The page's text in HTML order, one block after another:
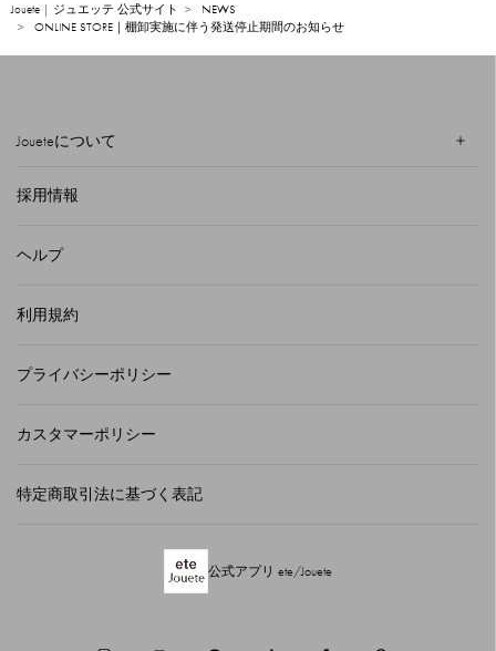
Jouete | ジュエッテ 公式サイト
NEWS
ONLINE STORE｜棚卸実施に伴う発送停止期間のお知らせ
Joueteについて
採用情報
ヘルプ
利用規約
プライバシーポリシー
カスタマーポリシー
特定商取引法に基づく表記
公式アプリ ete/Jouete